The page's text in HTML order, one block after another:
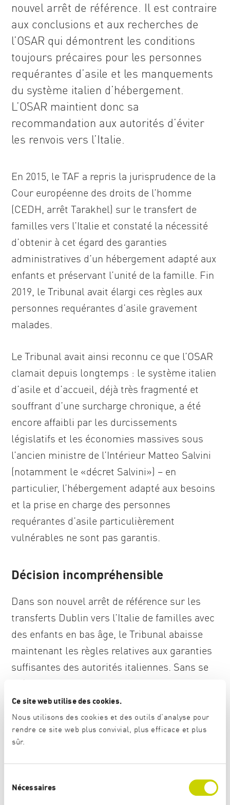
Ce site web utilise des cookies.
Nous utilisons des cookies et des outils d'analyse pour
rendre ce site web plus convivial, plus efficace et plus
sûr.
Nécessaires
nouvel arrêt de référence. Il est contraire
aux conclusions et aux recherches de
l’OSAR qui démontrent les conditions
toujours précaires pour les personnes
requérantes d’asile et les manquements
du système italien d’hébergement.
L’OSAR maintient donc sa
recommandation aux autorités d’éviter
les renvois vers l’Italie.
En 2015, le TAF a repris la jurisprudence de la
Cour européenne des droits de l’homme
(CEDH, arrêt Tarakhel) sur le transfert de
familles vers l’Italie et constaté la nécessité
d’obtenir à cet égard des garanties
administratives d’un hébergement adapté aux
enfants et préservant l’unité de la famille. Fin
2019, le Tribunal avait élargi ces règles aux
personnes requérantes d’asile gravement
malades.
Le Tribunal avait ainsi reconnu ce que l’OSAR
clamait depuis longtemps : le système italien
d’asile et d’accueil, déjà très fragmenté et
souffrant d’une surcharge chronique, a été
encore affaibli par les durcissements
législatifs et les économies massives sous
l’ancien ministre de l’Intérieur Matteo Salvini
(notamment le «décret Salvini») – en
particulier, l’hébergement adapté aux besoins
et la prise en charge des personnes
requérantes d’asile particulièrement
vulnérables ne sont pas garantis.
Décision incompréhensible
Dans son nouvel arrêt de référence sur les
transferts Dublin vers l’Italie de familles avec
des enfants en bas âge, le Tribunal abaisse
maintenant les règles relatives aux garanties
suffisantes des autorités italiennes. Sans se
préoccuper de la situation actuelle des
personnes requérantes d’asile en Italie et des
véritables conditions de vie sur place, le
Tribunal justifie simplement cette mesure de
grande envergure par le fait que les
dispositions du décret Salvini auraient été
«largement annulées».